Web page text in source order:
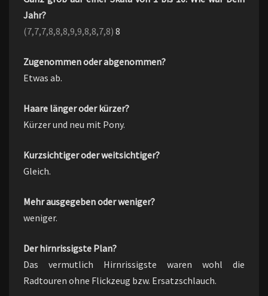
Jahr?
(7,7,7,8,8,8,9,9,8,8,7,8) 8
Zugenommen oder abgenommen?
Etwas ab.
Haare länger oder kürzer?
Kürzer und neu mit Pony.
Kurzsichtiger oder weitsichtiger?
Gleich.
Mehr ausgegeben oder weniger?
weniger.
Der hirnrissigste Plan?
Das vermutlich Hirnrissigste waren wohl die
Radtouren ohne Flickzeug bzw. Ersatzschlauch.